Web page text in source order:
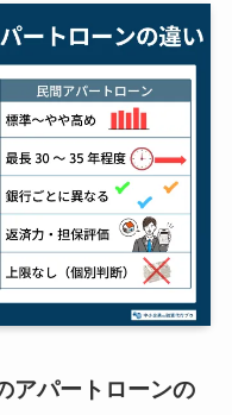
アパートローンの